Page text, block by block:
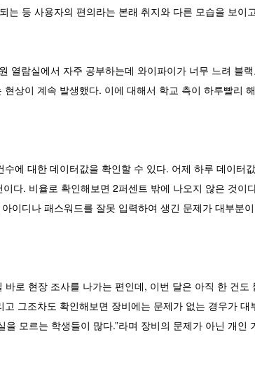
는 등 사용자의 편의라는 본래 취지와 다른 모습을 보이
열람실에서 자주 공부하는데 와이파이가 너무 느려 블
상이 계속 발생했다. 이에 대해서 학교 측이 하루빨리
에 대한 데이터값을 확인할 수 있다. 어제 하루 데이터
다. 비율로 확인해보면 2퍼센트 밖에 나오지 않은 것이
이디나 패스워드를 잘못 입력하여 생긴 문제가 대부분
로 현장 조사를 나가는 편인데, 이번 달은 아직 한 건도
그조차도 확인해보면 장비에는 문제가 없는 경우가 대
모르는 학생들이 많다.”라며 장비의 문제가 아닌 개인